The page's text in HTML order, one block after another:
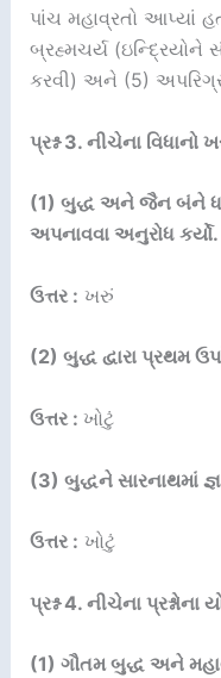
પાંચ મહાવ્રતો આપ્યાં
બ્રહ્મચર્ય (ઇન્દ્રિયોને
કરવી) અને (5)
પ્રશ્ન 3. નીચેના વિધાનો
(1) બુદ્ધ અને જૈન બંને
અપનાવવા અનુરોધ કર્યો.
ઉત્તર : ખરું
(2) બુદ્ધ દ્વારા પ્રથમ
ઉત્તર : ખોટું
(3) બુદ્ધને સારનાથમાં
ઉત્તર : ખોટું
પ્રશ્ન 4. નીચેના
(1) ગૌતમ બુદ્ધ અને